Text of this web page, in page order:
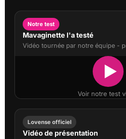
Notre test
Mavaginette l'a testé
Vidéo tournée par notre équipe -
Voir notre test
Lovense officiel
Vidéo de présentation